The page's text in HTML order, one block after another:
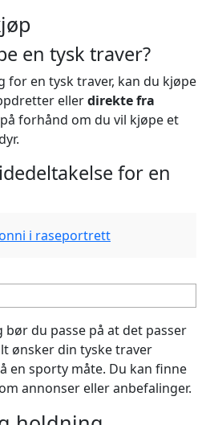
en tysk traver?
for en tysk traver, kan du kjøpe
ellerdirekte fra
på forhånd om du vil kjøpe et
for en
i raseportrett
du passe på at det passer
ønsker din tyske traver
en sporty måte. Du kan finne
annonser eller anbefalinger.